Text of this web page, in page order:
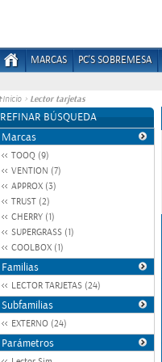
MARCAS PC'S SOBREMESA
Inicio > Lector tarjetas
REFINAR BÚSQUEDA
Marcas
TOOQ (9)
VENTION (7)
APPROX (3)
TRUST (2)
CHERRY (1)
SUPERGRASS (1)
COOLBOX (1)
Familias
LECTOR TARJETAS (24)
Subfamilias
EXTERNO (24)
Parámetros